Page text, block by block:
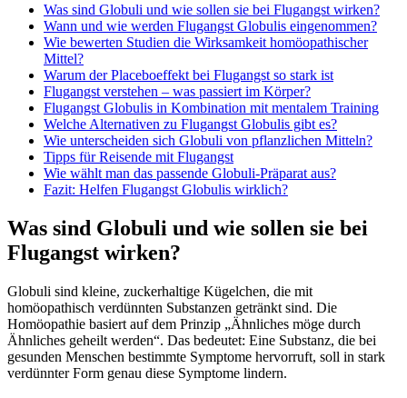
Was sind Globuli und wie sollen sie bei Flugangst wirken?
Wann und wie werden Flugangst Globulis eingenommen?
Wie bewerten Studien die Wirksamkeit homöopathischer
Mittel?
Warum der Placeboeffekt bei Flugangst so stark ist
Flugangst verstehen – was passiert im Körper?
Flugangst Globulis in Kombination mit mentalem Training
Welche Alternativen zu Flugangst Globulis gibt es?
Wie unterscheiden sich Globuli von pflanzlichen Mitteln?
Tipps für Reisende mit Flugangst
Wie wählt man das passende Globuli-Präparat aus?
Fazit: Helfen Flugangst Globulis wirklich?
Was sind Globuli und wie sollen sie bei
Flugangst wirken?
Globuli sind kleine, zuckerhaltige Kügelchen, die mit
homöopathisch verdünnten Substanzen getränkt sind. Die
Homöopathie basiert auf dem Prinzip „Ähnliches möge durch
Ähnliches geheilt werden“. Das bedeutet: Eine Substanz, die bei
gesunden Menschen bestimmte Symptome hervorruft, soll in stark
verdünnter Form genau diese Symptome lindern.